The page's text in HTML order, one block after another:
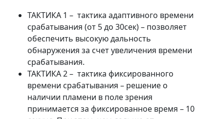
ТАКТИКА 1 – тактика адаптивного времени
срабатывания (от 5 до 30сек) – позволяет
обеспечить высокую дальность
обнаружения за счет увеличения времени
срабатывания.
ТАКТИКА 2 – тактика фиксированного
времени срабатывания – решение о
наличии пламени в поле зрения
принимается за фиксированное время – 10